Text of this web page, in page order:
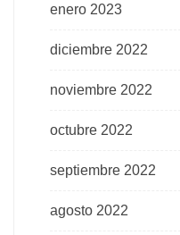
enero 2023
diciembre 2022
noviembre 2022
octubre 2022
septiembre 2022
agosto 2022